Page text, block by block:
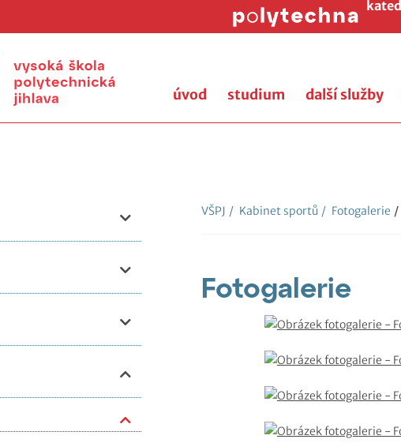
úvod studium další služby
VŠPJ / Kabinet sportů / Fotogalerie /
Fotogalerie